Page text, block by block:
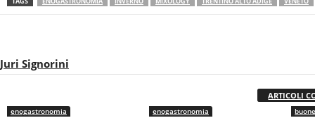
Juri Signorini
ARTICOLI
enogastronomia enogastronomia